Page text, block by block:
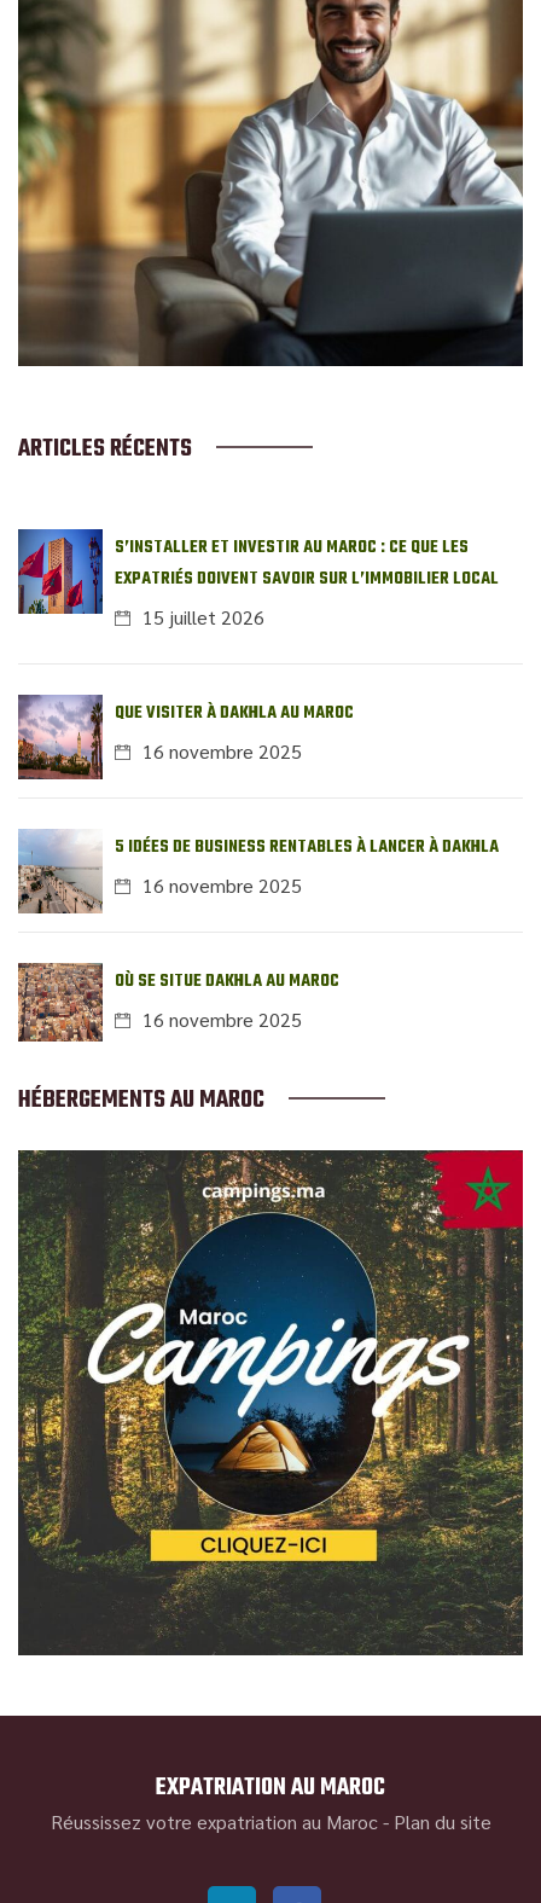
ARTICLES RÉCENTS
S’INSTALLER ET INVESTIR AU MAROC : CE QUE LES
EXPATRIÉS DOIVENT SAVOIR SUR L’IMMOBILIER LOCAL
15 juillet 2026
QUE VISITER À DAKHLA AU MAROC
16 novembre 2025
5 IDÉES DE BUSINESS RENTABLES À LANCER À DAKHLA
16 novembre 2025
OÙ SE SITUE DAKHLA AU MAROC
16 novembre 2025
HÉBERGEMENTS AU MAROC
EXPATRIATION AU MAROC
Réussissez votre expatriation au Maroc - Plan du site